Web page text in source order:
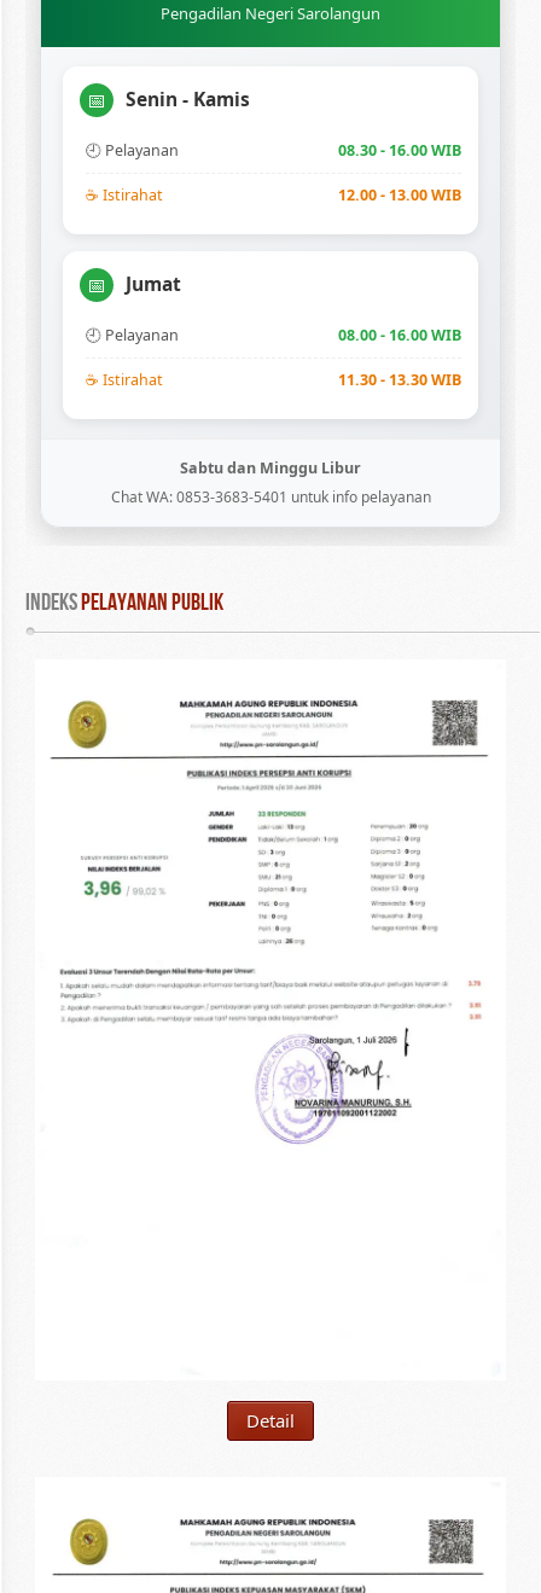
Pengadilan Negeri Sarolangun
📅 Senin - Kamis
🕘 Pelayanan 08.30 - 16.00 WIB
☕ Istirahat 12.00 - 13.00 WIB
📅 Jumat
🕘 Pelayanan 08.00 - 16.00 WIB
☕ Istirahat 11.30 - 13.30 WIB
Sabtu dan Minggu Libur
Chat WA: 0853-3683-5401 untuk info pelayanan
INDEKS PELAYANAN PUBLIK
Detail